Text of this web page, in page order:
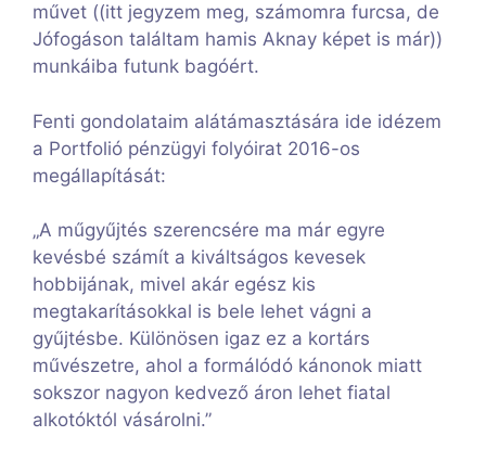
művet ((itt jegyzem meg, számomra furcsa, de
Jófogáson találtam hamis Aknay képet is már))
munkáiba futunk bagóért.
Fenti gondolataim alátámasztására ide idézem
a Portfolió pénzügyi folyóirat 2016-os
megállapítását:
„A műgyűjtés szerencsére ma már egyre
kevésbé számít a kiváltságos kevesek
hobbijának, mivel akár egész kis
megtakarításokkal is bele lehet vágni a
gyűjtésbe. Különösen igaz ez a kortárs
művészetre, ahol a formálódó kánonok miatt
sokszor nagyon kedvező áron lehet fiatal
alkotóktól vásárolni.”